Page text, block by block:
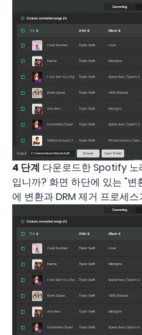
4 단계 다운로드한 Spotify 노
입니까? 화면 하단에 있는 "
에 변환과 DRM 제거 프로세